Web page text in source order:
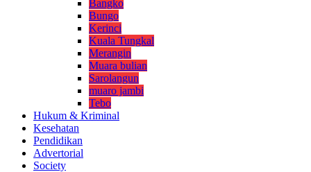
Bangko
Bungo
Kerinci
Kuala Tungkal
Merangin
Muara bulian
Sarolangun
muaro jambi
Tebo
Hukum & Kriminal
Kesehatan
Pendidikan
Advertorial
Society